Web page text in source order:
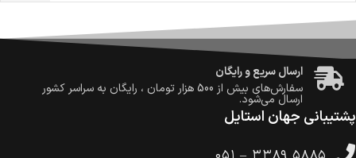
ضمانت اصالت کالا
گارانتی معتبر برای تمامی محصولات ارائه می‌شود.
ارسال سریع و رایگان
سفارش‌های بیش از 500 هزار تومان ، رایگان به سراسر کشور
ارسال می‌شود.
ضمانت بازگشت کالا
پشتیبانی جهان استایل